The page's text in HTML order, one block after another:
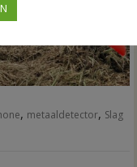
, metaaldetector, Slag